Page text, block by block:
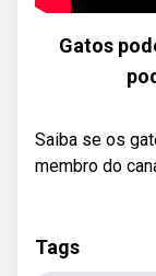
Gatos
Saiba se os
membro do
Tags